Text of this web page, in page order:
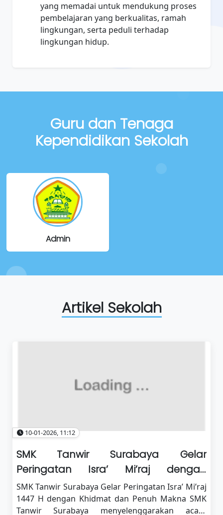
yang memadai untuk mendukung proses
pembelajaran yang berkualitas, ramah
lingkungan, serta peduli terhadap
lingkungan hidup.
Guru dan Tenaga
Kependidikan Sekolah
Admin
Artikel Sekolah
10-01-2026, 11:12
SMK Tanwir Surabaya Gelar
Peringatan Isra’ Mi’raj dengan
Khidmat dan Penuh Makna
SMK Tanwir Surabaya Gelar Peringatan Isra’ Mi’raj
1447 H dengan Khidmat dan Penuh Makna SMK
Tanwir Surabaya menyelenggarakan acara